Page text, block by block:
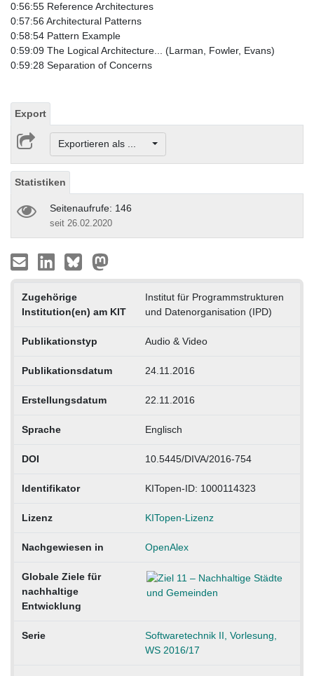
0:56:55 Reference Architectures
0:57:56 Architectural Patterns
0:58:54 Pattern Example
0:59:09 The Logical Architecture... (Larman, Fowler, Evans)
0:59:28 Separation of Concerns
Export
Exportieren als ...
Statistiken
Seitenaufrufe: 146
seit 26.02.2020
Zugehörige
Institution(en) am KIT
Institut für Programmstrukturen
und Datenorganisation (IPD)
Publikationstyp Audio & Video
Publikationsdatum 24.11.2016
Erstellungsdatum 22.11.2016
Sprache Englisch
DOI 10.5445/DIVA/2016-754
Identifikator KITopen-ID: 1000114323
Lizenz KITopen-Lizenz
Nachgewiesen in OpenAlex
Globale Ziele für
nachhaltige
Entwicklung
Serie
Softwaretechnik II, Vorlesung,
WS 2016/17